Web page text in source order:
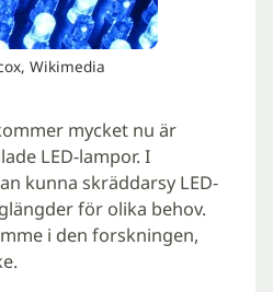
Wikimedia
mycket nu är
LED-lampor. I
kunna skräddarsy LED-
för olika behov.
i den forskningen,